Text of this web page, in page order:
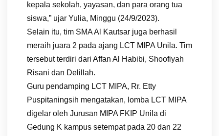
kepala sekolah, yayasan, dan para orang tua
siswa,” ujar Yulia, Minggu (24/9/2023).
Selain itu, tim SMA Al Kautsar juga berhasil
meraih juara 2 pada ajang LCT MIPA Unila. Tim
tersebut terdiri dari Affan Al Habibi, Shoofiyah
Risani dan Delillah.
Guru pendamping LCT MIPA, Rr. Etty
Puspitaningsih mengatakan, lomba LCT MIPA
digelar oleh Jurusan MIPA FKIP Unila di
Gedung K kampus setempat pada 20 dan 22